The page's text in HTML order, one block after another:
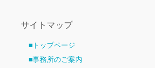
サイトマップ
■トップページ
■事務所のご案内